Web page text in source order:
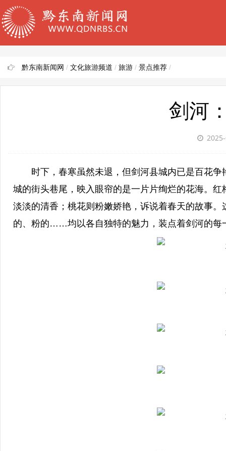
黔东南新闻网 / 文化旅游频道 / 旅游 / 景点推荐 /
剑河
时下，春寒虽然未退，但剑河县城内已是百花
城的街头巷尾，映入眼帘的是一片片绚烂的花海。
淡淡的清香；桃花则粉嫩娇艳，诉说着春天的故事。
的、粉的……均以各自独特的魅力，装点着剑河的